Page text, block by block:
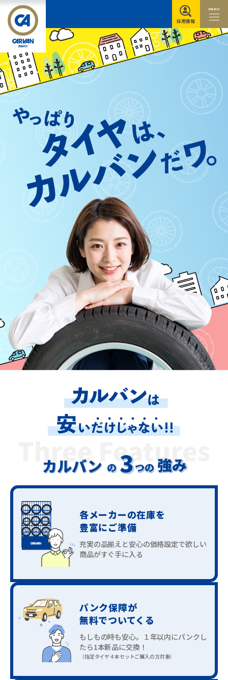
MENU
採用情報
各メーカーの在庫を
豊富にご準備
充実の品揃えと安心の価格設定で欲しい
商品がすぐ手に入る
パンク保障が
無料でついてくる
もしもの時も安心。１年以内にパンクし
たら1本新品に交換！
（指定タイヤ４本セットご購入の方対象）